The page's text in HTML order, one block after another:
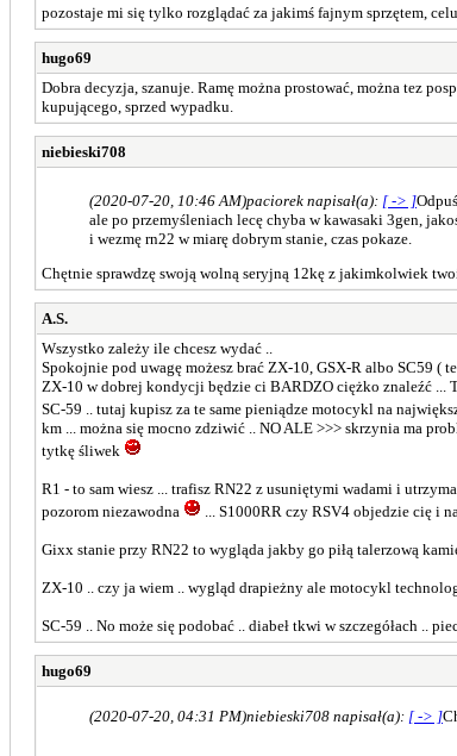
pozostaje mi się tylko rozglądać za jakimś fajnym sprzętem,
hugo69
Dobra decyzja, szanuje. Ramę można prostować, można tez
kupującego, sprzed wypadku.
niebieski708
(2020-07-20, 10:46 AM)paciorek napisał(a): [ -> ]
ale po przemyśleniach lecę chyba w kawasaki 3gen,
i wezmę rn22 w miarę dobrym stanie, czas pokaze.
Chętnie sprawdzę swoją wolną seryjną 12kę z jakimkolwiek
A.S.
Wszystko zależy ile chcesz wydać ..
Spokojnie pod uwagę możesz brać ZX-10, GSX-R albo SC59 (
ZX-10 w dobrej kondycji będzie ci BARDZO ciężko znaleźć ...
SC-59 .. tutaj kupisz za te same pieniądze motocykl na
km ... można się mocno zdziwić .. NO ALE >>> skrzynia ma
tytkę śliwek
R1 - to sam wiesz ... trafisz RN22 z usuniętymi wadami i
pozorom niezawodna
... S1000RR czy RSV4 objedzie cię i
Gixx stanie przy RN22 to wygląda jakby go piłą talerzową
ZX-10 .. czy ja wiem .. wygląd drapieżny ale motocykl
SC-59 .. No może się podobać .. diabeł tkwi w szczegółach ..
hugo69
(2020-07-20, 04:31 PM)niebieski708 napisał(a): [ -> ]